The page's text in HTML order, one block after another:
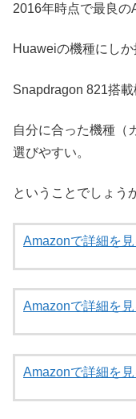
2016年時点で最良の
Huaweiの機種にしか
Snapdragon 821搭
自分に合った機種（
選びやすい。
ということでしょう
Amazonで詳細を見
Amazonで詳細を見
Amazonで詳細を見